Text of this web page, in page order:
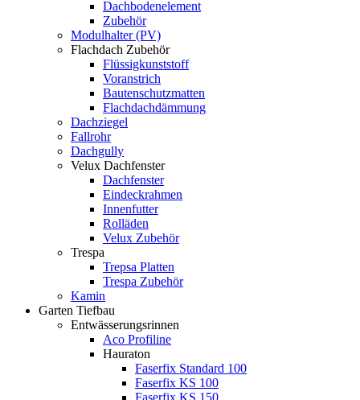
Dachbodenelement
Zubehör
Modulhalter (PV)
Flachdach Zubehör
Flüssigkunststoff
Voranstrich
Bautenschutzmatten
Flachdachdämmung
Dachziegel
Fallrohr
Dachgully
Velux Dachfenster
Dachfenster
Eindeckrahmen
Innenfutter
Rolläden
Velux Zubehör
Trespa
Trepsa Platten
Trespa Zubehör
Kamin
Garten Tiefbau
Entwässerungsrinnen
Aco Profiline
Hauraton
Faserfix Standard 100
Faserfix KS 100
Faserfix KS 150